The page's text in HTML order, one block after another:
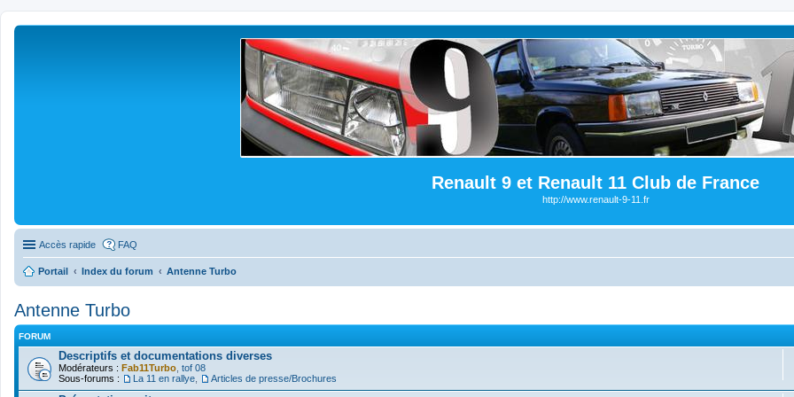
Renault 9 et Renault 11 Club de France
http://www.renault-9-11.fr
Accès rapide FAQ
Portail Index du forum Antenne Turbo
Antenne Turbo
FORUM
Descriptifs et documentations diverses
Modérateurs : Fab11Turbo tof 08
Sous-forums :
La 11 en rallye Articles de presse/Brochures